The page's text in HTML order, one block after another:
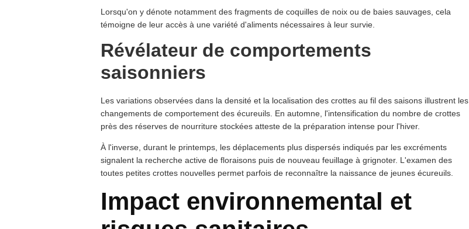
Lorsqu'on y dénote notamment des fragments de coquilles de noix ou de baies sauvages, cela
témoigne de leur accès à une variété d'aliments nécessaires à leur survie.
Révélateur de comportements
saisonniers
Les variations observées dans la densité et la localisation des crottes au fil des saisons illustrent les
changements de comportement des écureuils. En automne, l'intensification du nombre de crottes
près des réserves de nourriture stockées atteste de la préparation intense pour l'hiver.
À l'inverse, durant le printemps, les déplacements plus dispersés indiqués par les excréments
signalent la recherche active de floraisons puis de nouveau feuillage à grignoter. L'examen des
toutes petites crottes nouvelles permet parfois de reconnaître la naissance de jeunes écureuils.
Impact environnemental et